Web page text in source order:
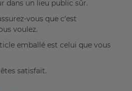
dans un lieu public sûr.
vous que c’est
voulez.
emballé est celui que vous
satisfait.